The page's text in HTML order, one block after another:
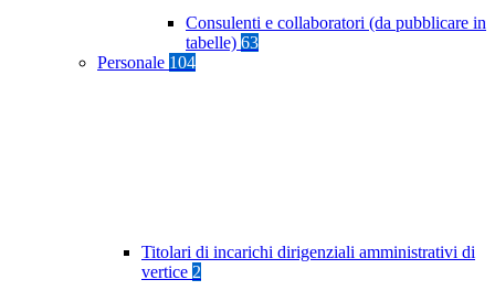
Consulenti e collaboratori (da pubblicare in
tabelle) 63
Personale 104
Titolari di incarichi dirigenziali amministrativi di
vertice 2